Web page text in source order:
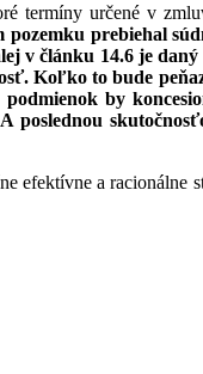
termíny určené v
prebiehal
článku 14.6 je
Koľko to bude
by
poslednou
efektívne a